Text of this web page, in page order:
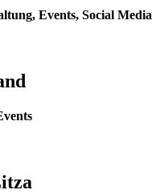
Events, Social Media